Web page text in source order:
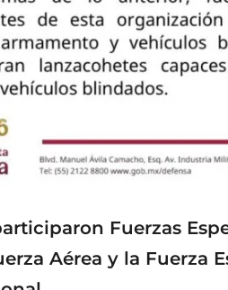
Fuerzas
Aérea y la Fuerza